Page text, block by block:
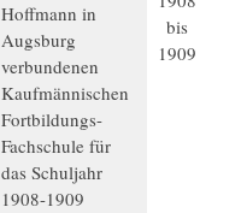
Hoffmann in
Augsburg
verbundenen
Kaufmännischen
Fortbildungs-
Fachschule für
das Schuljahr
1908-1909
bis
1909